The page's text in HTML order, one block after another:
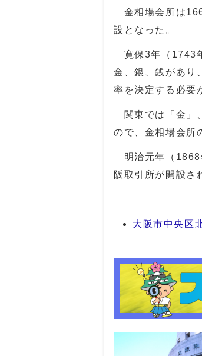
金相場会所は
設となった。
寛保3年（1743
金、銀、銭があり
率を決定する必要
関東では「金」
ので、金相場会所
明治元年（1868
阪取引所が開設さ
大阪市中央区